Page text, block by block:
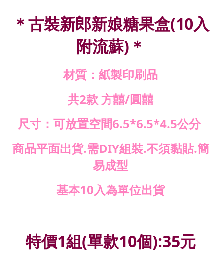
＊古裝新郎新娘糖果盒(10入
附流蘇)＊
材質：紙製印刷品
共2款 方囍/圓囍
尺寸：可放置空間6.5*6.5*4.5公分
商品平面出貨.需DIY組裝.不須黏貼.簡
易成型
基本10入為單位出貨
特價1組(單款10個):35元